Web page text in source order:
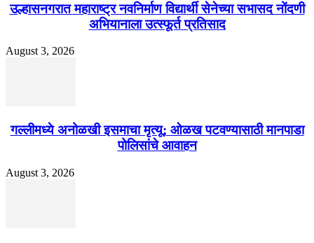
उल्हासनगरात महाराष्ट्र नवनिर्माण विद्यार्थी सेनेच्या सभासद नोंदणी
अभियानाला उत्स्फूर्त प्रतिसाद
August 3, 2026
गल्लीमध्ये अनोळखी इसमाचा मृत्यू; ओळख पटवण्यासाठी मानपाडा
पोलिसांचे आवाहन
August 3, 2026